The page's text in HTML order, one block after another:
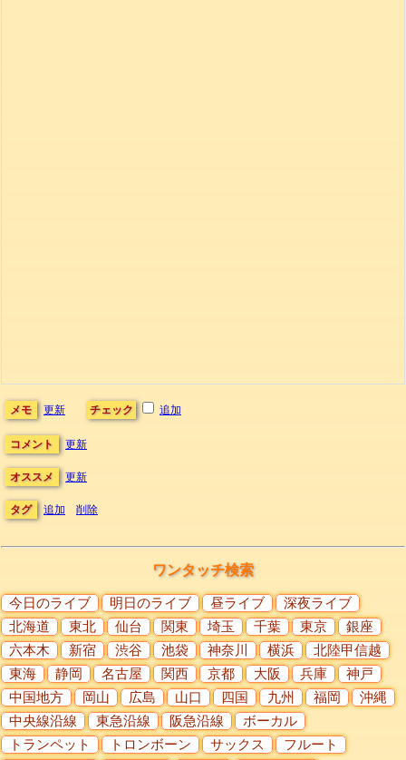
メモ 更新 チェック 追加
コメント 更新
オススメ 更新
タグ 追加 削除
ワンタッチ検索
今日のライブ 明日のライブ 昼ライブ
深夜ライブ
北海道
東北 仙台 関東 埼玉 千葉 東京
銀座
六本木
新宿 渋谷 池袋 神奈川 横浜
北陸甲信越
東海
静岡 名古屋 関西 京都 大阪 兵庫
神戸
中国地方
岡山 広島 山口 四国 九州 福岡
沖縄
中央線沿線
東急沿線 阪急沿線
ボーカル
トランペット
トロンボーン サックス
フルート